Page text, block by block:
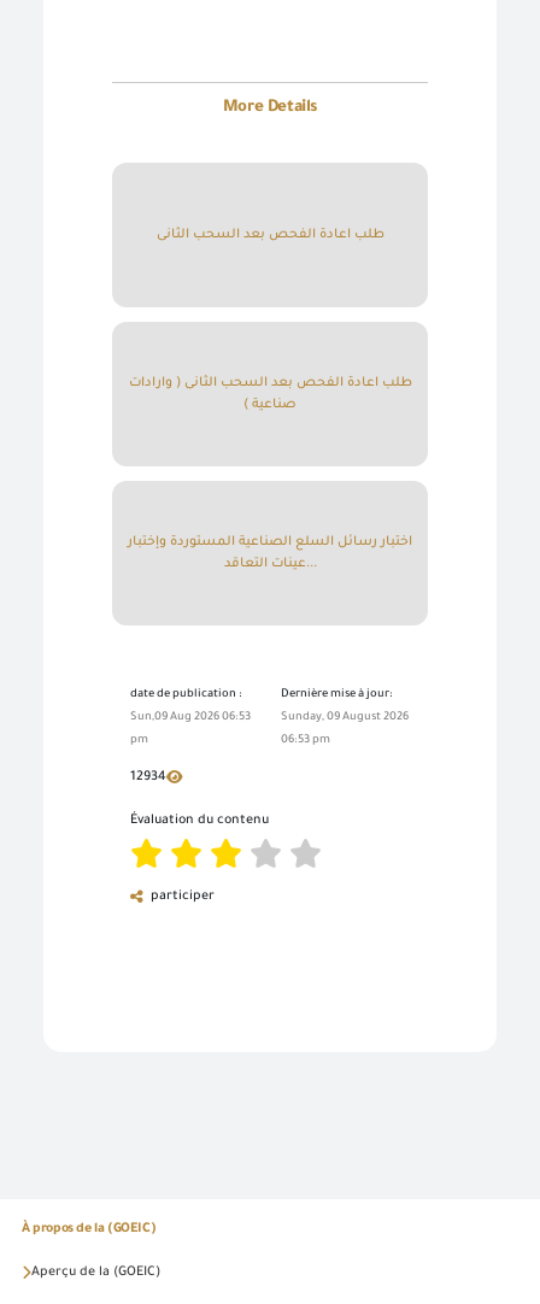
More Details
طلب اعادة الفحص بعد السحب الثانى
طلب اعادة الفحص بعد السحب الثانى ( وارادات
صناعية )
اختبار رسائل السلع الصناعية المستوردة وإختبار
عينات التعاقد...
date de publication :
Sun,09 Aug 2026 06:53
pm
Dernière mise à jour:
Sunday, 09 August 2026
06:53 pm
12934
Évaluation du contenu
participer
À propos de la (GOEIC)
Aperçu de la (GOEIC)